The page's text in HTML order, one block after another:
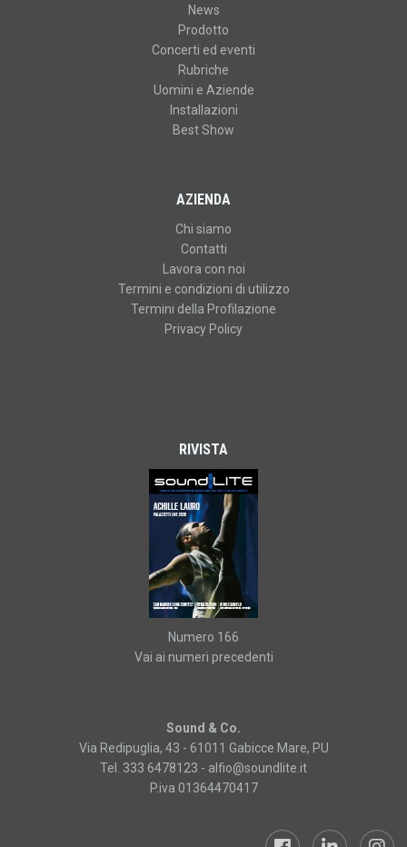
News
Prodotto
Concerti ed eventi
Rubriche
Uomini e Aziende
Installazioni
Best Show
AZIENDA
Chi siamo
Contatti
Lavora con noi
Termini e condizioni di utilizzo
Termini della Profilazione
Privacy Policy
RIVISTA
Numero 166
Vai ai numeri precedenti
Sound & Co.
Via Redipuglia, 43 - 61011 Gabicce Mare, PU
Tel. 333 6478123 - alfio@soundlite.it
P.iva 01364470417